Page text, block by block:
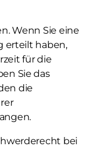
Wenn Sie eine
erteilt haben,
für die
Sie das
die
bei